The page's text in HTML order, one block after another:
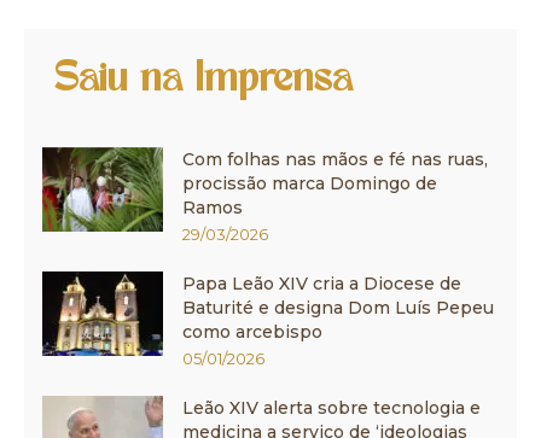
Saiu na Imprensa
Com folhas nas mãos e fé nas ruas,
procissão marca Domingo de
Ramos
29/03/2026
Papa Leão XIV cria a Diocese de
Baturité e designa Dom Luís Pepeu
como arcebispo
05/01/2026
Leão XIV alerta sobre tecnologia e
medicina a serviço de ‘ideologias